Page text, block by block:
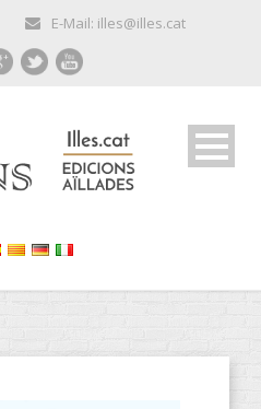
E-Mail: illes@illes.cat